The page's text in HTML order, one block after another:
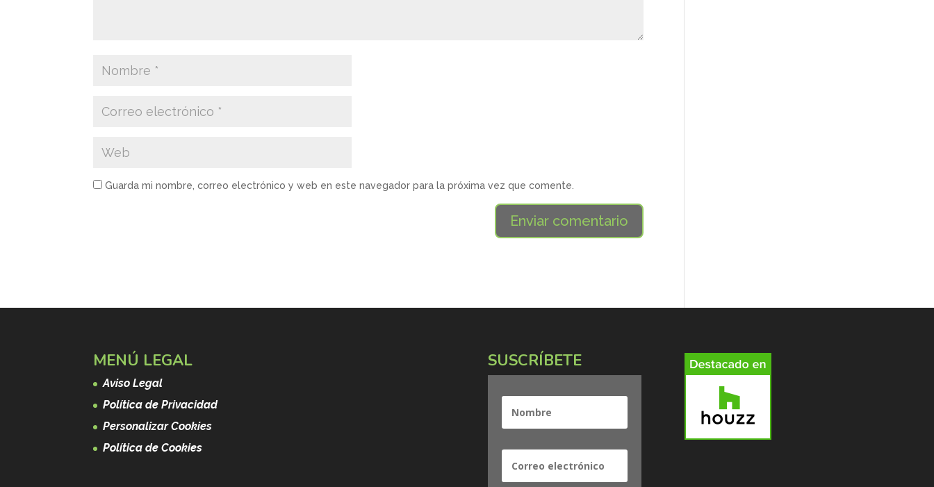
Guarda mi nombre, correo electrónico y web en este navegador para la próxima vez que comente.
MENÚ LEGAL
Aviso Legal
Política de Privacidad
Personalizar Cookies
Política de Cookies
SUSCRÍBETE